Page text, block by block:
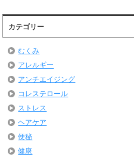
カテゴリー
むくみ
アレルギー
アンチエイジング
コレステロール
ストレス
ヘアケア
便秘
健康